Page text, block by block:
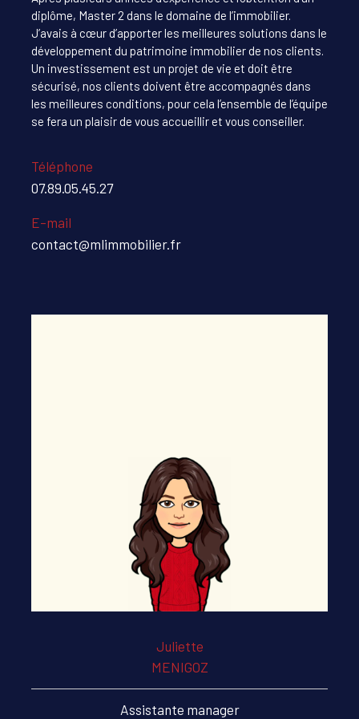
diplôme, Master 2 dans le domaine de l’immobilier.
J’avais à cœur d’apporter les meilleures solutions dans le
développement du patrimoine immobilier de nos clients.
Un investissement est un projet de vie et doit être
sécurisé, nos clients doivent être accompagnés dans
les meilleures conditions, pour cela l’ensemble de l’équipe
se fera un plaisir de vous accueillir et vous conseiller.
Téléphone
07.89.05.45.27
E-mail
contact@mlimmobilier.fr
Juliette
MENIGOZ
Assistante manager
COUPS DE COEUR EXCLUSIVITÉS
NOUVEAUTÉS